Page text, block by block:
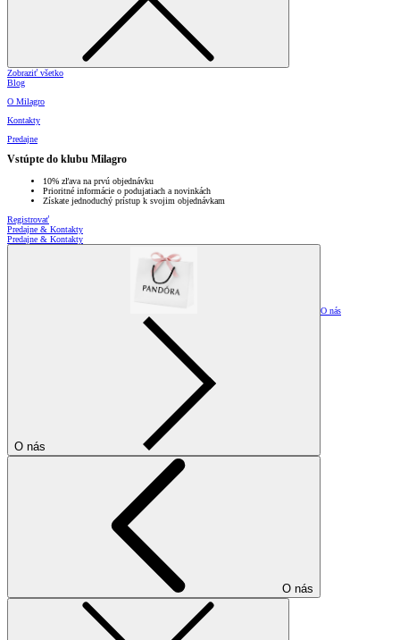
Zobraziť všetko
Blog
O Milagro
Kontakty
Predajne
Vstúpte do klubu Milagro
10% zľava na prvú objednávku
Prioritné informácie o podujatiach a novinkách
Získate jednoduchý prístup k svojim objednávkam
Registrovať
Predajne & Kontakty
Predajne & Kontakty
O nás
O nás
O nás